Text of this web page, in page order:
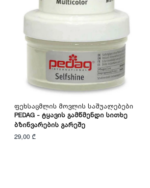
Ფეხსაცმლის Მოვლის Საშუალებები
PEDAG - Ტყავის Გამწმენდი Სითხე
Ბზინვარების Გარეშე
29,00 ₾